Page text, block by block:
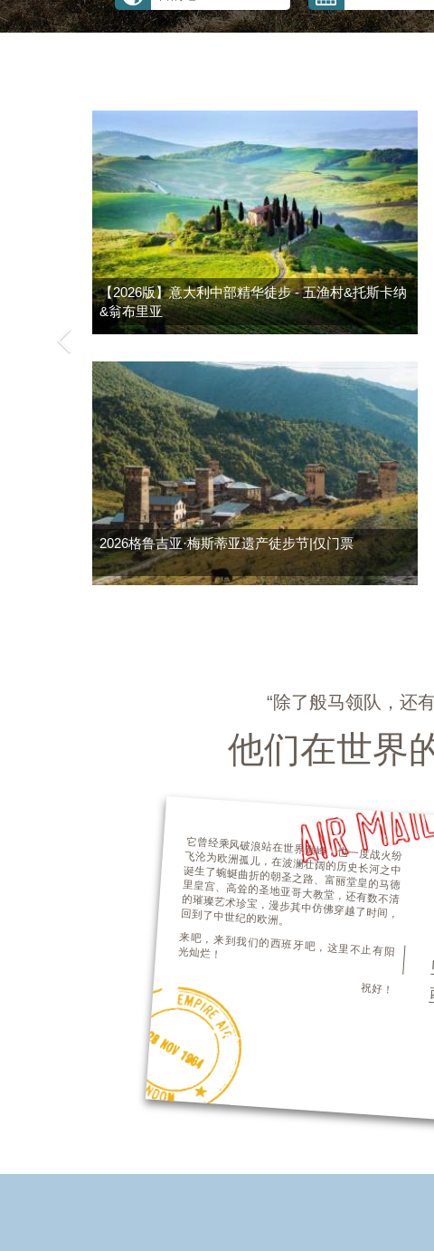
【2026版】意大利中部精华徒步 - 五渔村&托斯卡纳
&翁布里亚
2026格鲁吉亚·梅斯蒂亚遗产徒步节|仅门票
“除了般马领队，还
他们在世界
它曾经乘风破浪站在世界巅峰，也一度战火纷飞沦为欧洲孤儿，在波澜壮阔的历史长河之中诞生了蜿蜒曲折的朝圣之路、富丽堂皇的马德里皇宫、高耸的圣地亚哥大教堂，还有数不清的璀璨艺术珍宝，漫步其中仿佛穿越了时间，回到了中世纪的欧洲。
来吧，来到我们的西班牙吧，这里不止有阳光灿烂！
祝好！